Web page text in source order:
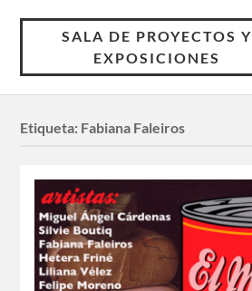
SALA DE PROYECTOS Y
EXPOSICIONES
Etiqueta: Fabiana Faleiros